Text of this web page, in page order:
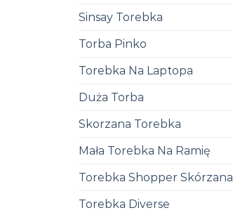
Sinsay Torebka
Torba Pinko
Torebka Na Laptopa
Duża Torba
Skorzana Torebka
Mała Torebka Na Ramię
Torebka Shopper Skórzana
Torebka Diverse